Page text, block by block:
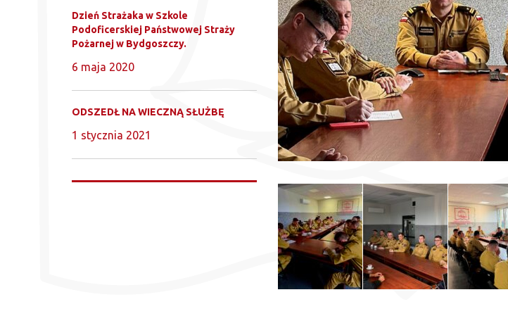
Dzień Strażaka w Szkole
Podoficerskiej Państwowej Straży
Pożarnej w Bydgoszczy.
6 maja 2020
ODSZEDŁ NA WIECZNĄ SŁUŻBĘ
1 stycznia 2021